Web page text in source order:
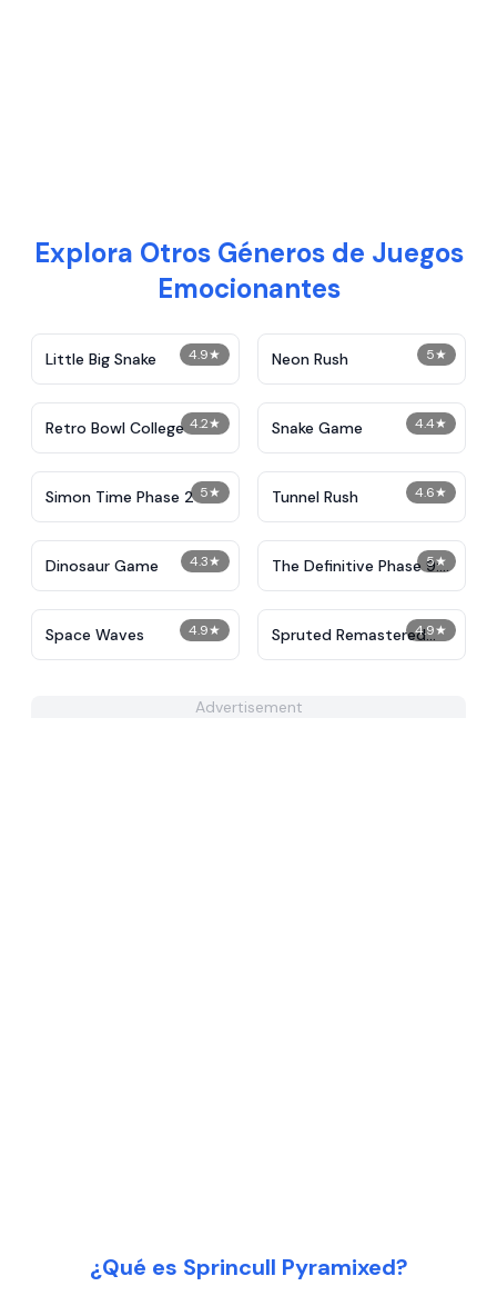
Explora Otros Géneros de Juegos
Emocionantes
4.9★
Little Big Snake 5★
Neon Rush
4.2★
Retro Bowl College 4.4★
Snake Game
5★
Simon Time Phase 2 4.6★
Tunnel Rush
4.3★
Dinosaur Game 5★
The Definitive Phase 9:
Demolition
4.9★
Space Waves 4.9★
Spruted Remastered
Alternative Phase 2
Advertisement
¿Qué es Sprincull Pyramixed?